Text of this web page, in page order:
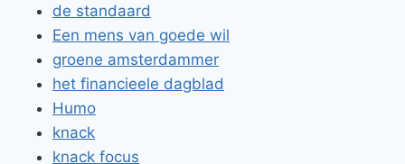
de standaard
Een mens van goede wil
groene amsterdammer
het financieele dagblad
Humo
knack
knack focus